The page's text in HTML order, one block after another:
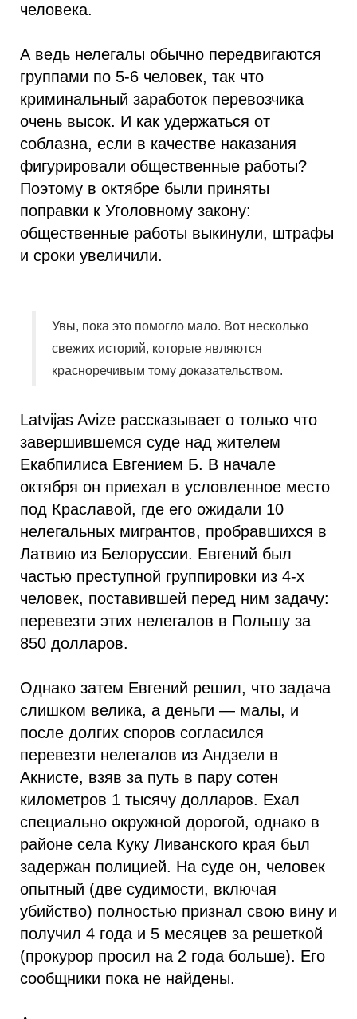
человека.
А ведь нелегалы обычно передвигаются
группами по 5-6 человек, так что
криминальный заработок перевозчика
очень высок. И как удержаться от
соблазна, если в качестве наказания
фигурировали общественные работы?
Поэтому в октябре были приняты
поправки к Уголовному закону:
общественные работы выкинули, штрафы
и сроки увеличили.
Увы, пока это помогло мало. Вот несколько
свежих историй, которые являются
красноречивым тому доказательством.
Latvijas Avize рассказывает о только что
завершившемся суде над жителем
Екабпилиса Евгением Б. В начале
октября он приехал в условленное место
под Краславой, где его ожидали 10
нелегальных мигрантов, пробравшихся в
Латвию из Белоруссии. Евгений был
частью преступной группировки из 4-х
человек, поставившей перед ним задачу:
перевезти этих нелегалов в Польшу за
850 долларов.
Однако затем Евгений решил, что задача
слишком велика, а деньги — малы, и
после долгих споров согласился
перевезти нелегалов из Андзели в
Акнисте, взяв за путь в пару сотен
километров 1 тысячу долларов. Ехал
специально окружной дорогой, однако в
районе села Куку Ливанского края был
задержан полицией. На суде он, человек
опытный (две судимости, включая
убийство) полностью признал свою вину и
получил 4 года и 5 месяцев за решеткой
(прокурор просил на 2 года больше). Его
сообщники пока не найдены.